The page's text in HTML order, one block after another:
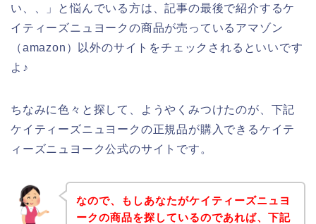
い、、」と悩んでいる方は、記事の最後で紹介するケ
イティーズニュヨークの商品が売っているアマゾン
（amazon）以外のサイトをチェックされるといいです
よ♪
ちなみに色々と探して、ようやくみつけたのが、下記
ケイティーズニュヨークの正規品が購入できるケイテ
ィーズニュヨーク公式のサイトです。
なので、もしあなたがケイティーズニュヨ
ークの商品を探しているのであれば、下記